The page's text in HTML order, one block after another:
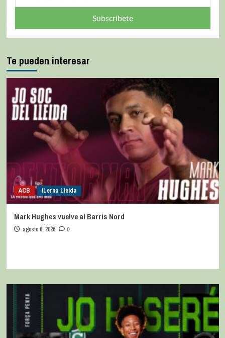
Subscríbete
Te pueden interesar
ACB iLerna Lleida
Mark Hughes vuelve al Barris Nord
agosto 6, 2026 0